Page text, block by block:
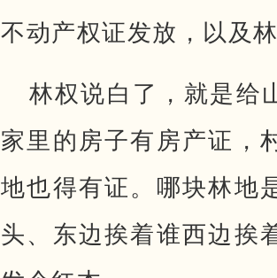
不动产权证发放，以及
林权说白了，就是给
家里的房子有房产证，
地也得有证。哪块林地
头、东边挨着谁西边挨